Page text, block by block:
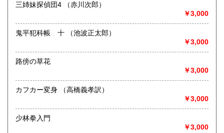
三姉妹探偵団4 （赤川次郎）
￥3,000
鬼平犯科帳 十 （池波正太郎）
￥3,000
路傍の草花
￥3,000
カフカー変身 （高橋義孝訳）
￥3,000
少林拳入門
￥3,000